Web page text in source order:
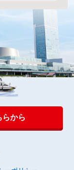
らから